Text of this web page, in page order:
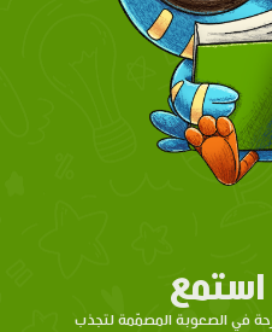
استمع
في الصعوبة المصمّمة لتجذب